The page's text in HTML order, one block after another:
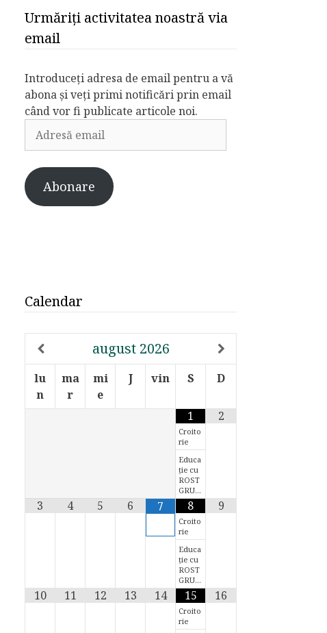
Urmăriți activitatea noastră via
email
Introduceți adresa de email pentru a vă
abona și veți primi notificări prin email
când vor fi publicate articole noi.
Adresă
email
Abonare
Calendar
august 2026
lu
n
ma
r
mi
e
J vin S D
1
Croito
rie
Educa
ție cu
ROST
GRU…
2
3 4 5 6 7 8
Croito
rie
Educa
ție cu
ROST
GRU…
9
10 11 12 13 14 15
Croito
rie
16